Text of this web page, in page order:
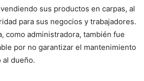
sus productos en carpas, al
para sus negocios y trabajadores.
como administradora, también fue
por no garantizar el mantenimiento
al dueño.